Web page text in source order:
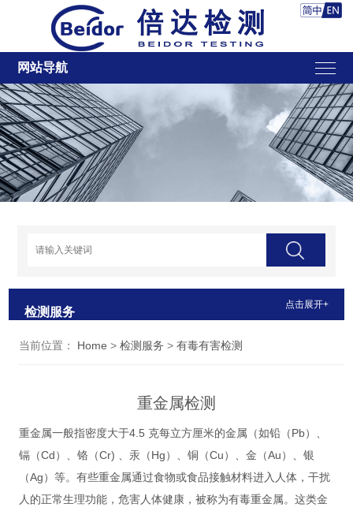
网站导航
检测服务
点击展开+
当前位置： Home > 检测服务 > 有毒有害检测
重金属检测
重金属一般指密度大于4.5 克每立方厘米的金属（如铅（Pb）、
镉（Cd）、铬（Cr) 、汞（Hg）、铜（Cu）、金（Au）、银
（Ag）等。有些重金属通过食物或食品接触材料进入人体，干扰
人的正常生理功能，危害人体健康，被称为有毒重金属。这类金